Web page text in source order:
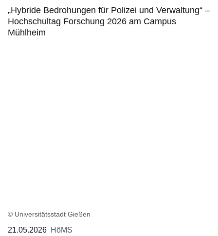
„Hybride Bedrohungen für Polizei und Verwaltung“ –
Hochschultag Forschung 2026 am Campus
Mühlheim
© Universitätsstadt Gießen
21.05.2026 HöMS